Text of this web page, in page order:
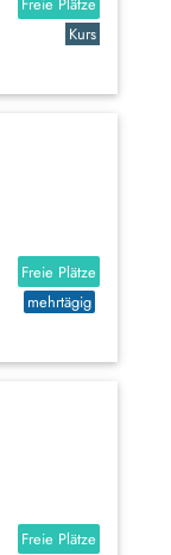
Kurs
Freie Plätze
mehrtägig
Freie Plätze